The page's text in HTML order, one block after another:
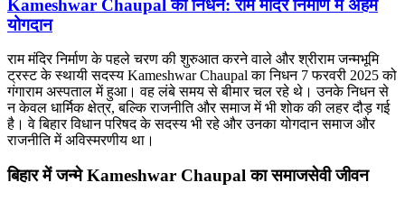
Kameshwar Chaupal का निधन: राम मंदिर निर्माण में अहम
योगदान
राम मंदिर निर्माण के पहले चरण की शुरुआत करने वाले और श्रीराम जन्मभूमि
ट्रस्ट के स्थायी सदस्य Kameshwar Chaupal का निधन 7 फरवरी 2025 को
गंगाराम अस्पताल में हुआ। वह लंबे समय से बीमार चल रहे थे। उनके निधन से
न केवल धार्मिक क्षेत्र, बल्कि राजनीति और समाज में भी शोक की लहर दौड़ गई
है। वे बिहार विधान परिषद के सदस्य भी रहे और उनका योगदान समाज और
राजनीति में अविस्मरणीय था।
बिहार में जन्मे Kameshwar Chaupal का समाजसेवी जीवन